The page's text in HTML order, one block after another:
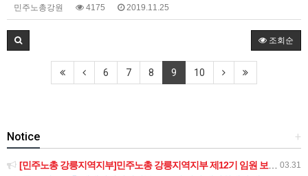
민주노총강원 4175 2019.11.25
조회순
6 7 8 9 10
+
Notice
03.31
[민주노총 강릉지역지부]민주노총 강릉지역지부 제12기 임원 보궐선거결과 공고